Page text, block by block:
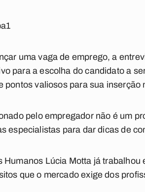
uma vaga de emprego, a
para a escolha do candidato a
pontos valiosos para sua inserção
pelo empregador não é um
especialistas para dar dicas de
Humanos Lúcia Motta já
que o mercado exige dos